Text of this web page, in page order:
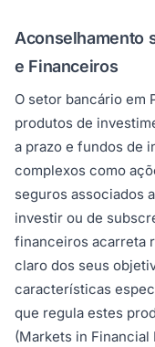
Aconselhamento
e Financeiros
O setor bancário em
produtos de
a prazo e fundos de
complexos como
seguros associados
investir ou de
financeiros acarreta
claro dos seus
características
que regula estes
(Markets in